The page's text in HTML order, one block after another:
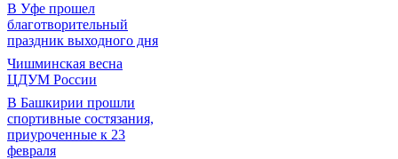
В Уфе прошел
благотворительный
праздник выходного дня
Чишминская весна
ЦДУМ России
В Башкирии прошли
спортивные состязания,
приуроченные к 23
февраля